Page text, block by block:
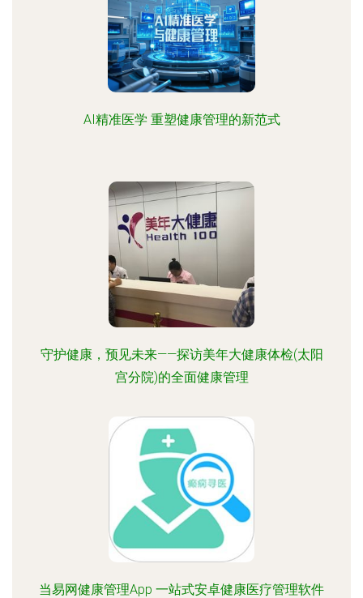
AI精准医学 重塑健康管理的新范式
守护健康，预见未来——探访美年大健康体检(太阳
宫分院)的全面健康管理
当易网健康管理App 一站式安卓健康医疗管理软件